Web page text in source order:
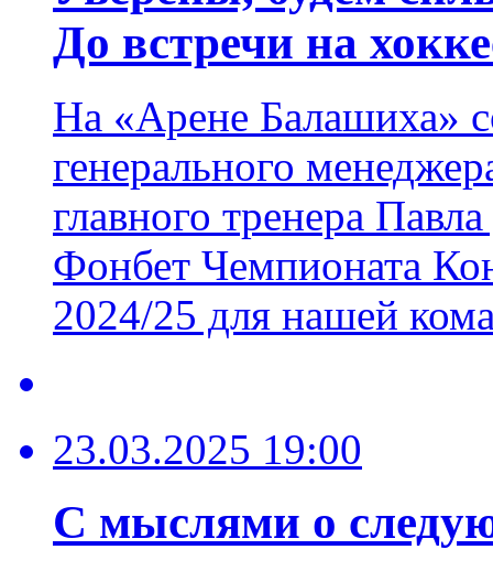
До встречи на
На «Арене Балашиха»
генерального
главного тренера
Фонбет Чемпионата
2024/25 для нашей
23.03.2025 19:00
С мыслями о